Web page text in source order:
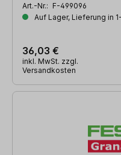
Art.-Nr.: F-499096
Auf Lager, Lieferung in
36,03 €
inkl. MwSt. zzgl.
Versandkosten